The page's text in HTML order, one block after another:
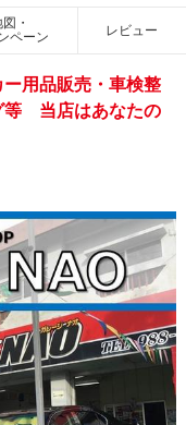
・
ペーン
レビュー
用品販売・車検整
等 当店はあなたの